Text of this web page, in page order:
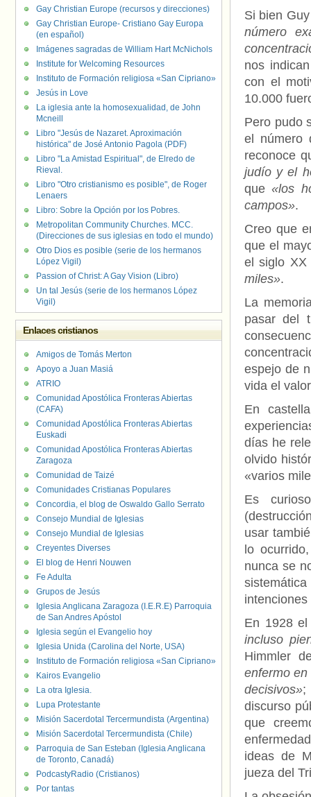
Si bien
número
nos
con el
10.000
Pero pudo
el número
reconoce
judío y el
que«los
campos».
Creo que
que el
el siglo
miles».
La
pasar del
espejo de
vida el
En
días he
olvido
«varios
Es
usar
lo
nunca se
En 1928
incluso
Himmler
enfermo
decisivos»;
discurso
que
ideas de
jueza del
Gay Christian Europe (recursos y direcciones)
Gay Christian Europe- Cristiano Gay Europa
(en español)
Imágenes sagradas de William Hart McNichols
Institute for Welcoming Resources
Instituto de Formación religiosa «San Cipriano»
Jesús in Love
La iglesia ante la homosexualidad, de John
Mcneill
Libro "Jesús de Nazaret. Aproximación
histórica" de José Antonio Pagola (PDF)
Libro "La Amistad Espiritual", de Elredo de
Rieval.
Libro "Otro cristianismo es posible", de Roger
Lenaers
Libro: Sobre la Opción por los Pobres.
Metropolitan Community Churches. MCC.
(Direcciones de sus iglesias en todo el mundo)
Otro Dios es posible (serie de los hermanos
López Vigil)
Passion of Christ: A Gay Vision (Libro)
Un tal Jesús (serie de los hermanos López
Vigil)
Enlaces cristianos
Amigos de Tomás Merton
Apoyo a Juan Masiá
ATRIO
Comunidad Apostólica Fronteras Abiertas
(CAFA)
Comunidad Apostólica Fronteras Abiertas
Euskadi
Comunidad Apostólica Fronteras Abiertas
Zaragoza
Comunidad de Taizé
Comunidades Cristianas Populares
Concordia, el blog de Oswaldo Gallo Serrato
Consejo Mundial de Iglesias
Consejo Mundial de Iglesias
Creyentes Diverses
El blog de Henri Nouwen
Fe Adulta
Grupos de Jesús
Iglesia Anglicana Zaragoza (I.E.R.E) Parroquia
de San Andres Apóstol
Iglesia según el Evangelio hoy
Iglesia Unida (Carolina del Norte, USA)
Instituto de Formación religiosa «San Cipriano»
Kairos Evangelio
La otra Iglesia.
Lupa Protestante
Misión Sacerdotal Tercermundista (Argentina)
Misión Sacerdotal Tercermundista (Chile)
Parroquia de San Esteban (Iglesia Anglicana
de Toronto, Canadá)
PodcastyRadio (Cristianos)
Por tantas